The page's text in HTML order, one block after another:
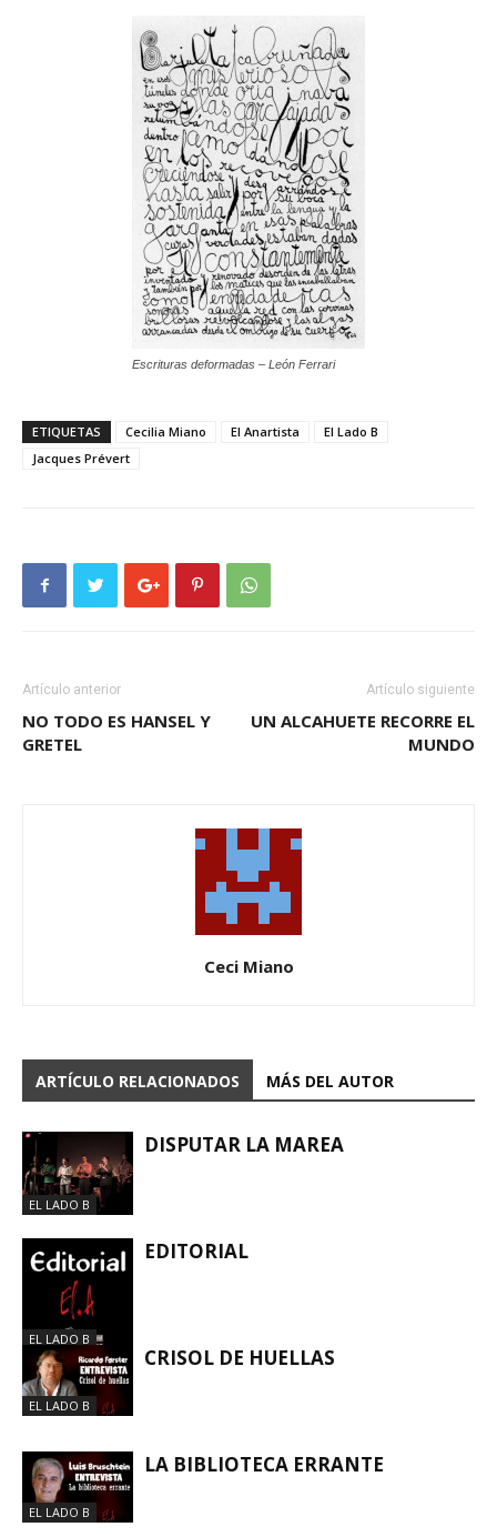
Escrituras deformadas – León Ferrari
ETIQUETAS Cecilia Miano El Anartista
El Lado B
Jacques Prévert
Artículo anterior
NO TODO ES HANSEL Y
GRETEL
Artículo siguiente
UN ALCAHUETE RECORRE EL
MUNDO
Ceci Miano
ARTÍCULO RELACIONADOS MÁS DEL AUTOR
EL LADO B
DISPUTAR LA MAREA
EL LADO B
EDITORIAL
EL LADO B
CRISOL DE HUELLAS
EL LADO B
LA BIBLIOTECA ERRANTE